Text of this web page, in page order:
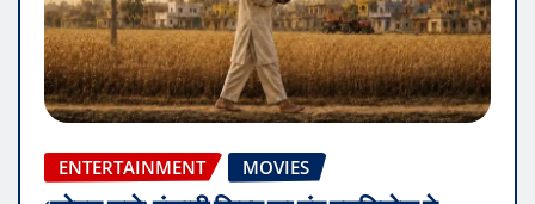
ENTERTAINMENT MOVIES